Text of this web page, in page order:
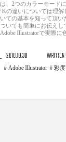
、2つのカラーモード
の違いについては理
ての基本を知って頂い
いても簡単にお伝えし
Illustratorで実際に
2018.10.30
Adobe Illustrator 彩度